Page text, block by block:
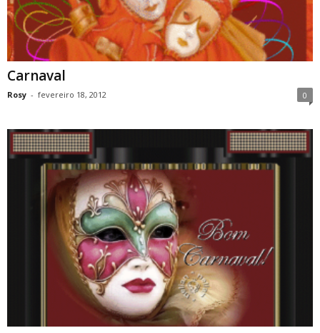
Carnaval
Rosy - fevereiro 18, 2012 0